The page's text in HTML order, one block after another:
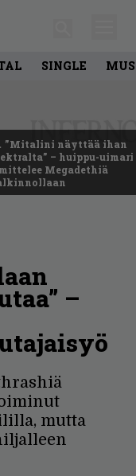
SINGLE
”Mitalini näyttää ihan
– huippu-uimari
Megadethiä
–
mutta